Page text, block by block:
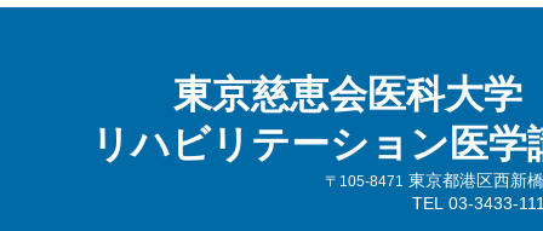
東京慈恵会医科大学
リハビリテーション医学
〒105-8471
東京都港区西新
TEL 03-3433-